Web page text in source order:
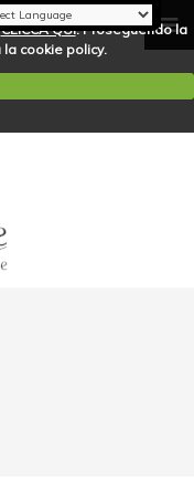
CLICCA QUI. Proseguendo la
cookie policy.